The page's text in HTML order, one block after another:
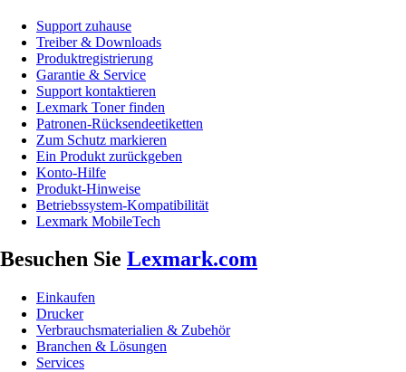
Support zuhause
Treiber & Downloads
Produktregistrierung
Garantie & Service
Support kontaktieren
Lexmark Toner finden
Patronen-Rücksendeetiketten
Zum Schutz markieren
Ein Produkt zurückgeben
Konto-Hilfe
Produkt-Hinweise
Betriebssystem-Kompatibilität
Lexmark MobileTech
Besuchen Sie Lexmark.com
Einkaufen
Drucker
Verbrauchsmaterialien & Zubehör
Branchen & Lösungen
Services